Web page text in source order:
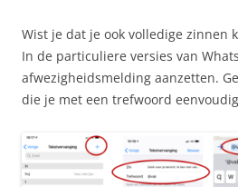
Wist je dat je ook volledige zinnen
In de particuliere versies van
afwezigheidsmelding aanzetten.
die je met een trefwoord